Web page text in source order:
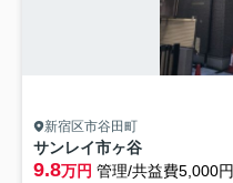
新宿区市谷田町
サンレイ市ヶ谷
9.8万円 管理/共益費5,000円